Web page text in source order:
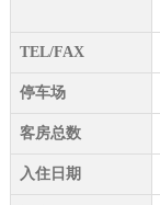
TEL/FAX
停车场
客房总数
入住日期